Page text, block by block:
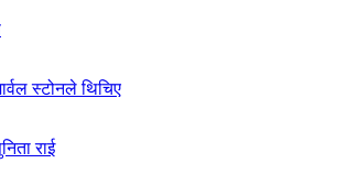
स्टोनले थिचिए
राई